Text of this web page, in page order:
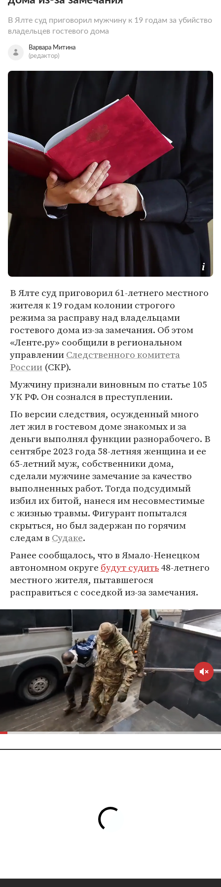
В Ялте суд приговорил мужчину к 19 годам за убийство
владельцев гостевого дома
Варвара Митина
(редактор)
В Ялте суд приговорил 61-летнего местного
жителя к 19 годам колонии строгого
режима за расправу над владельцами
гостевого дома из-за замечания. Об этом
«Ленте.ру» сообщили в региональном
управленииСледственного комитета
России (СКР).
Мужчину признали виновным по статье 105
УК РФ. Он сознался в преступлении.
По версии следствия, осужденный много
лет жил в гостевом доме знакомых и за
деньги выполнял функции разнорабочего. В
сентябре 2023 года 58-летняя женщина и ее
65-летний муж, собственники дома,
сделали мужчине замечание за качество
выполненных работ. Тогда подсудимый
избил их битой, нанеся им несовместимые
с жизнью травмы. Фигурант попытался
скрыться, но был задержан по горячим
следам в Судаке.
Ранее сообщалось, что в Ямало-Ненецком
автономном округе будут судить48-летнего
местного жителя, пытавшегося
расправиться с соседкой из-за замечания.